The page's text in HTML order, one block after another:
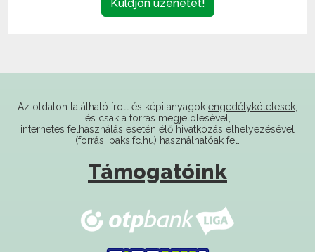
internetes felhasználás esetén élő hivatkozás elhelyezésével
(forrás: paksifc.hu) használhatóak fel.
Támogatóink